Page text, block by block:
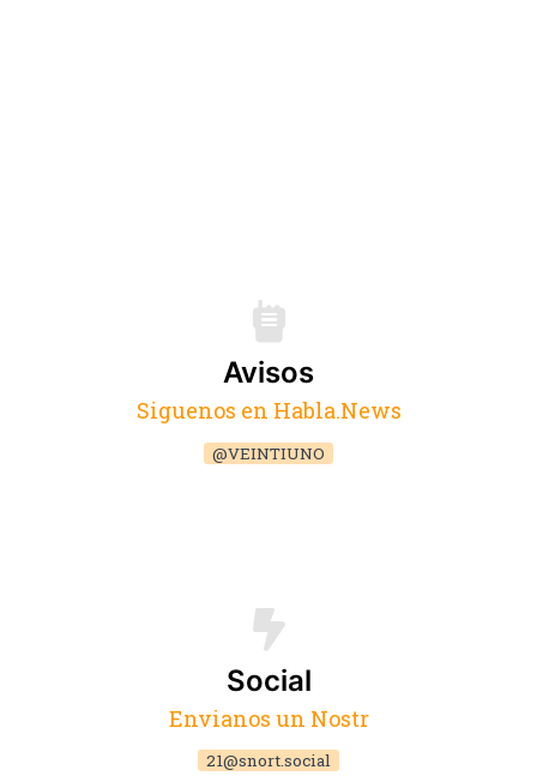
Avisos
Siguenos en Habla.News
@VEINTIUNO
Social
Envianos un Nostr
21@snort.social